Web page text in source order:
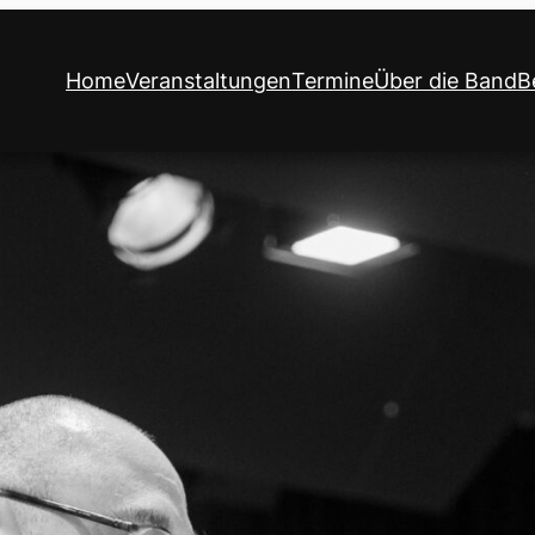
HomeVeranstaltungenTermineÜber die Band